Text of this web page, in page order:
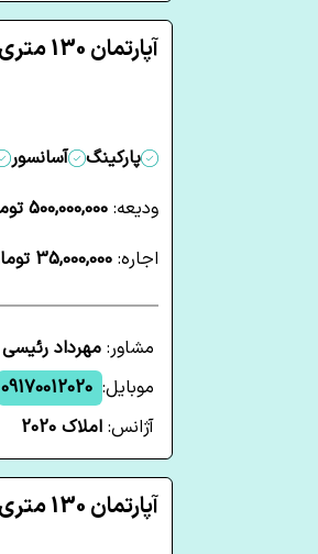
آپارتمان 130 متری دو خوابه در قصردشت شیراز
پارکینگ آسانسور
ودیعه: 500,000,000 تومان
اجاره: 35,000,000 تومان
مشاور: مهرداد رئیسی
موبایل: 09170012020
آژانس: املاک 2020
آپارتمان 130 متری دو خوابه در قصردشت شیراز